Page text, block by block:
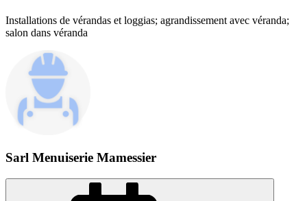
Installations de vérandas et loggias; agrandissement avec véranda;
salon dans véranda
Sarl Menuiserie Mamessier